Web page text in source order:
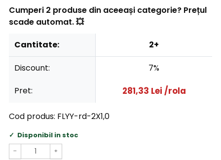
Cumperi 2 produse din aceeași categorie? Prețul
scade automat. 💥
Cantitate:
2+
Discount:
7%
Pret:
281,33 Lei /rola
Cod produs: FLYY-rd-2X1,0
Disponibil in stoc
− +